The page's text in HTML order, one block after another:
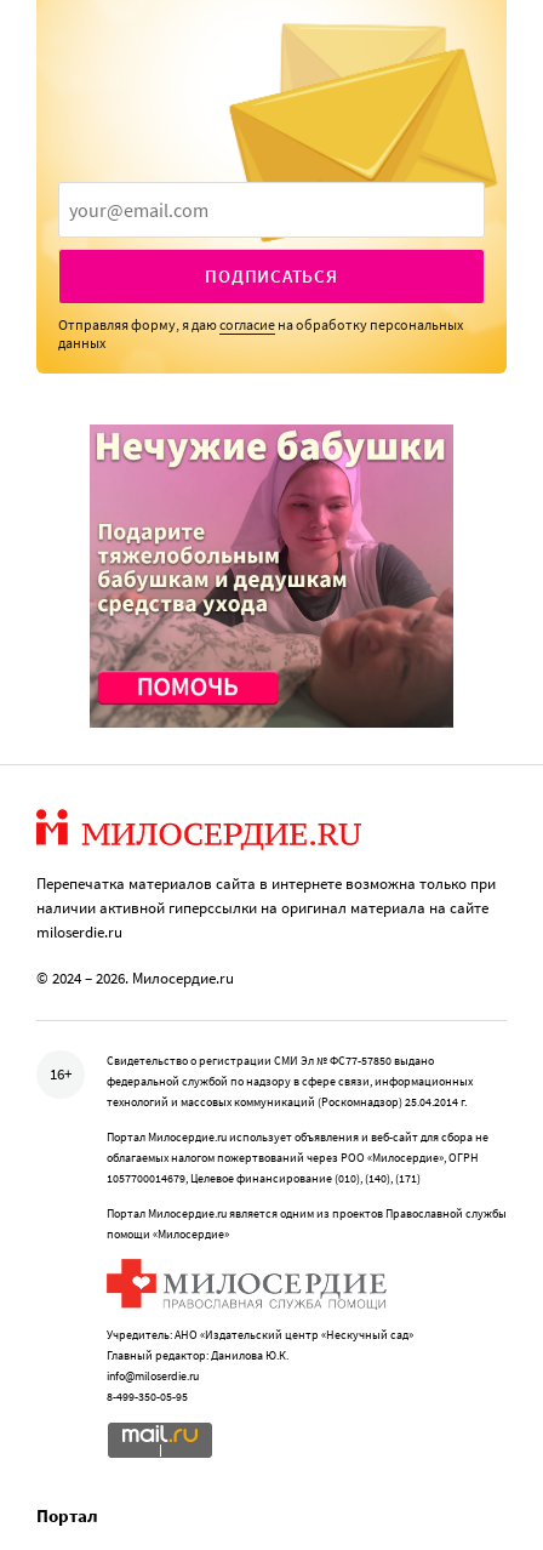
ПОДПИСАТЬСЯ
Отправляя форму, я даюсогласие на обработку персональных
данных
Перепечатка материалов сайта в интернете возможна только при
наличии активной гиперссылки на оригинал материала на сайте
miloserdie.ru
© 2024 – 2026. Милосердие.ru
16+
Свидетельство о регистрации СМИ Эл № ФС77-57850 выдано
федеральной службой по надзору в сфере связи, информационных
технологий и массовых коммуникаций (Роскомнадзор) 25.04.2014 г.
Портал Милосердие.ru использует объявления и веб-сайт для сбора не
облагаемых налогом пожертвований через РОО «Милосердие», ОГРН
1057700014679, Целевое финансирование (010), (140), (171)
Портал Милосердие.ru является одним из проектов Православной службы
помощи «Милосердие»
Учредитель: АНО «Издательский центр «Нескучный сад»
Главный редактор: Данилова Ю.К.
info@miloserdie.ru
8-499-350-05-95
Портал